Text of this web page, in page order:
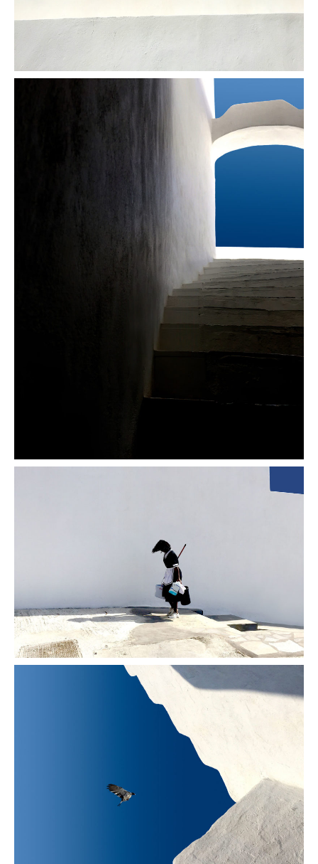
Le nuage
La porte bleue
Femme au travail